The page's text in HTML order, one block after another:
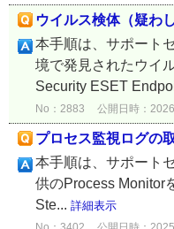
ウイルス検体（疑わ
本手順は、サポート
境で発見されたウイ
Security ESET
No：2883 公開日時：
プロセス監視ログの
本手順は、サポート
供のProcess Monitor
Ste... 詳細表示